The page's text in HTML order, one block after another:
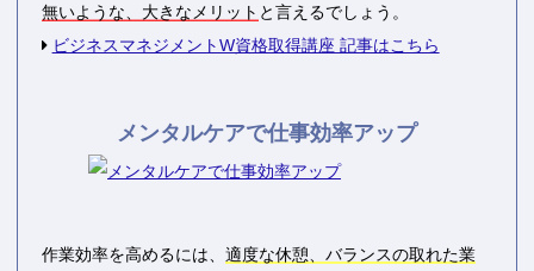
無いような、大きなメリット と言えるでしょう。
ビジネスマネジメントW資格取得講座 記事はこちら
メンタルケアで仕事効率アップ
作業効率を高めるには、 適度な休憩、バランスの取れた業